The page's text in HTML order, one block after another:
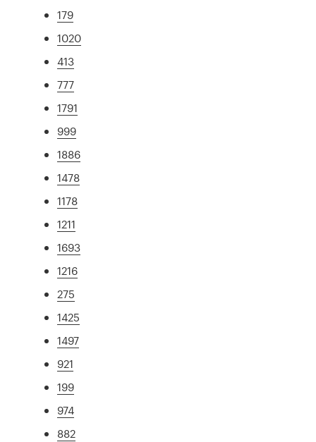
179
1020
413
777
1791
999
1886
1478
1178
1211
1693
1216
275
1425
1497
921
199
974
882